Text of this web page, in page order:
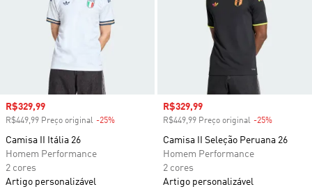
Preço com desconto
R$329,99
R$449,99 Preço original -25%
Camisa II Itália 26
Homem Performance
2 cores
Artigo personalizável
Preço com desconto
R$329,99
R$449,99 Preço original -25%
Camisa II Seleção Peruana 26
Homem Performance
2 cores
Artigo personalizável